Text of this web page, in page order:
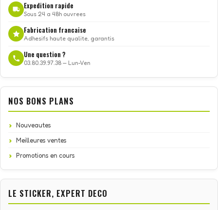
Expedition rapide
Sous 24 a 48h ouvrees
Fabrication francaise
Adhesifs haute qualite, garantis
Une question ?
03.80.39.97.38 — Lun-Ven
NOS BONS PLANS
Nouveautes
Meilleures ventes
Promotions en cours
LE STICKER, EXPERT DECO